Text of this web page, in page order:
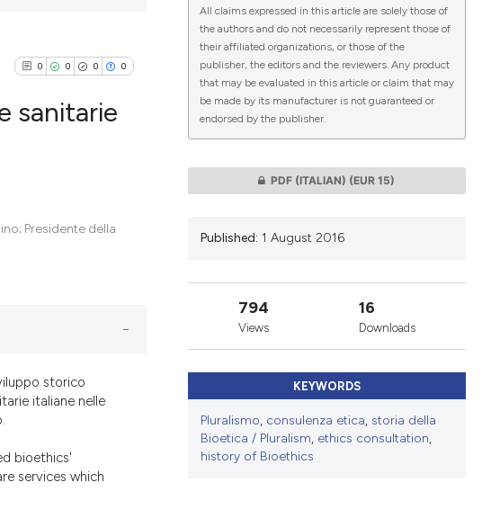
0 0 0 0
Mentioning
shows how a scientific paper
of the citation, a
describing whether
sanitarie
Presidente della
storico
italiane nelle
bioethics'
services which
All claims expressed in this article are solely those of
the authors and do not necessarily represent those of
their affiliated organizations, or those of the
publisher, the editors and the reviewers. Any product
that may be evaluated in this article or claim that may
be made by its manufacturer is not guaranteed or
endorsed by the publisher.
PDF (ITALIAN) (EUR 15)
Published: 1 August 2016
794
Views
16
Downloads
KEYWORDS
Pluralismo, consulenza etica, storia della
Bioetica / Pluralism, ethics consultation,
history of Bioethics